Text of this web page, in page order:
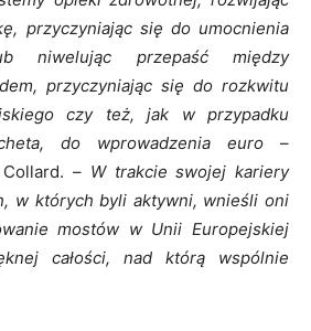
przyczyniając się do umocnienia
niwelując przepaść między
przyczyniając się do rozkwitu
czy też, jak w przypadku
do wprowadzenia euro –
– W trakcie swojej kariery
w których byli aktywni, wnieśli oni
mostów w Unii Europejskiej
całości, nad którą wspólnie